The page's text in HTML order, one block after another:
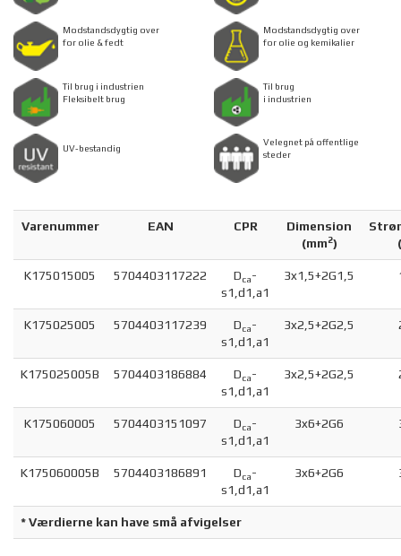
Modstandsdygtig over
for olie & fedt
Modstandsdygtig over
for olie og kemikalier
Til brug i industrien
Fleksibelt brug
Til brug
i industrien
UV-bestandig
Velegnet på offentlige
steder
Varenummer EAN CPR
Dimension
(mm2)
K175015005 5704403117222 Dca-
s1,d1,a1
3x1,5+2G1,5
K175025005 5704403117239 Dca-
s1,d1,a1
3x2,5+2G2,5
K175025005B 5704403186884 Dca-
s1,d1,a1
3x2,5+2G2,5
K175060005 5704403151097 Dca-
s1,d1,a1
3x6+2G6
K175060005B 5704403186891 Dca-
s1,d1,a1
3x6+2G6
* Værdierne kan have små afvigelser